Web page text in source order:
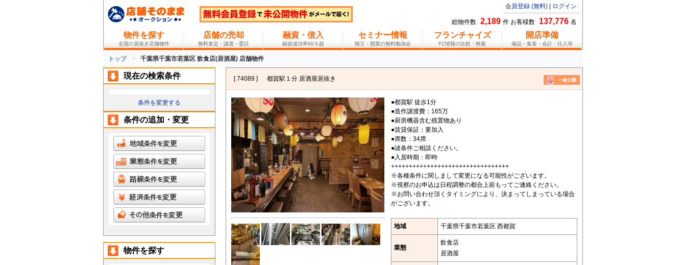
会員登録 (無料) ログイン
総物件数 2,189 件 お客様数 137,776 名
物件を探す
全国の居抜き店舗物件
店舗の売却
無料査定・譲渡・委託
融資・借入
融資成功率90％超
セミナー情報
独立・開業の無料勉強会
フランチャイズ
FC情報の比較・検索
開店準備
備品・集客・会計・仕入等
トップ 千葉県千葉市若葉区 飲食店(居酒屋) 店舗物件
[ 74089 ] 都賀駅１分 居酒屋居抜き
●都賀駅 徒歩1分
●造作譲渡費：165万
●厨房機器含む残置物あり
●賃貸保証：要加入
●席数：34席
●諸条件ご相談ください。
●入居時期：即時
+++++++++++++++++++++++++++++++++
※各種条件に関しまして変更になる可能性がございます。
※視察のお申込は日程調整の都合上前もってご連絡ください。
※お問い合わせ頂くタイミングにより、決まってしまっている場合
がございます。
地域 千葉県千葉市若葉区 西都賀
業態
飲食店
居酒屋
現在の検索条件
条件を変更する
条件の追加・変更
物件を探す